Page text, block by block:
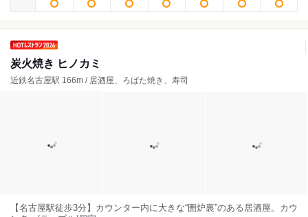
炭火焼き ヒノカミ
近鉄名古屋駅 166m / 居酒屋、ろばた焼き、寿司
【名古屋駅徒歩3分】カウンター内に大きな“囲炉裏”のある居酒屋。カウ